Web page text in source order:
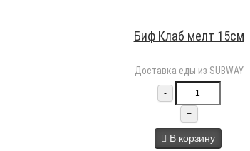
Биф Клаб мелт 15см
Доставка еды из SUBWAY
-
+
В корзину